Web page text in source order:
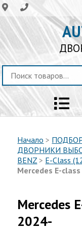
Начало >
ДВОРНИКИ
BENZ > E-Class
Mercedes E-
Mercedes
2024-